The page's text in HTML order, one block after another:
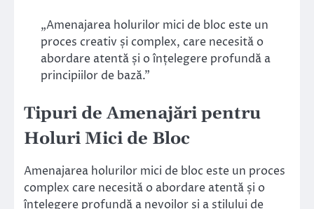
„Amenajarea holurilor mici de bloc este un
proces creativ și complex, care necesită o
abordare atentă și o înțelegere profundă a
principiilor de bază.”
Tipuri de Amenajări pentru
Holuri Mici de Bloc
Amenajarea holurilor mici de bloc este un proces
complex care necesită o abordare atentă și o
înțelegere profundă a nevoilor și a stilului de